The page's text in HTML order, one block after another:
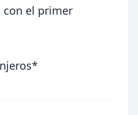
con el primer